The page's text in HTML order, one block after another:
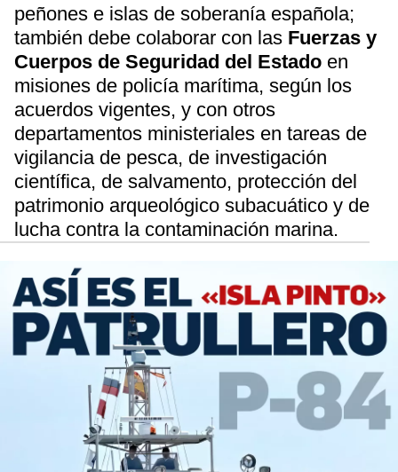
peñones e islas de soberanía española;
también debe colaborar con las Fuerzas y
Cuerpos de Seguridad del Estado en
misiones de policía marítima, según los
acuerdos vigentes, y con otros
departamentos ministeriales en tareas de
vigilancia de pesca, de investigación
científica, de salvamento, protección del
patrimonio arqueológico subacuático y de
lucha contra la contaminación marina.